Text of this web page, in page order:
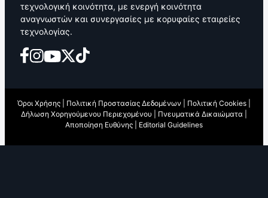
τεχνολογική κοινότητα, με ενεργή κοινότητα
αναγνωστών και συνεργασίες με κορυφαίες εταιρείες
τεχνολογίας.
Όροι Χρήσης Πολιτική Προστασίας Δεδομένων Πολιτική Cookies
Δήλωση Χορηγούμενου Περιεχομένου
Πνευματικά Δικαιώματα
Αποποίηση Ευθύνης
Editorial Guidelines